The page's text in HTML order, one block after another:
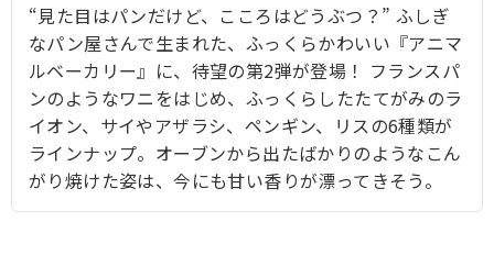
“見た目はパンだけど、こころはどうぶつ？” ふしぎ
なパン屋さんで生まれた、ふっくらかわいい『アニマ
ルベーカリー』に、待望の第2弾が登場！ フランスパ
ンのようなワニをはじめ、ふっくらしたたてがみのラ
イオン、サイやアザラシ、ペンギン、リスの6種類が
ラインナップ。オーブンから出たばかりのようなこん
がり焼けた姿は、今にも甘い香りが漂ってきそう。